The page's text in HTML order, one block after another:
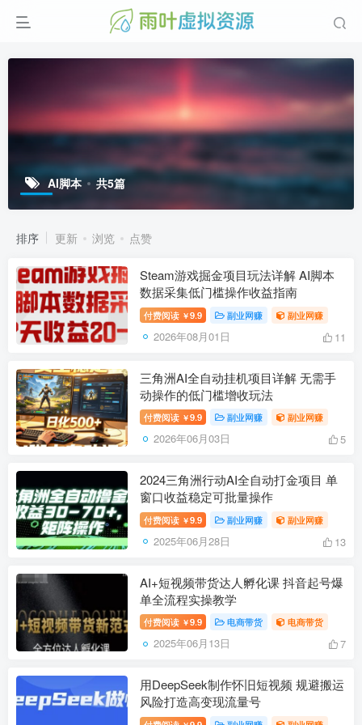
AI脚本 共5篇
排序 更新 浏览 点赞
Steam游戏掘金项目玩法详解 AI脚本
数据采集低门槛操作收益指南
付费阅读 ￥9.9 副业网赚 副业网赚
2026年08月01日 11
三角洲AI全自动挂机项目详解 无需手
动操作的低门槛增收玩法
付费阅读 ￥9.9 副业网赚 副业网赚
2026年06月03日 5
2024三角洲行动AI全自动打金项目 单
窗口收益稳定可批量操作
付费阅读 ￥9.9 副业网赚 副业网赚
2025年06月28日 13
AI+短视频带货达人孵化课 抖音起号爆
单全流程实操教学
付费阅读 ￥9.9 电商带货 电商带货
2025年06月13日 7
用DeepSeek制作怀旧短视频 规避搬运
风险打造高变现流量号